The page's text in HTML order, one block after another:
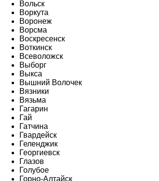
Вольск
Воркута
Воронеж
Ворсма
Воскресенск
Воткинск
Всеволожск
Выборг
Выкса
Вышний Волочек
Вязники
Вязьма
Гагарин
Гай
Гатчина
Гвардейск
Геленджик
Георгиевск
Глазов
Голубое
Горно-Алтайск